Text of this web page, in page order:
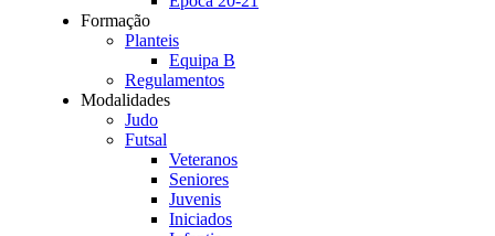
Formação
Planteis
Equipa B
Regulamentos
Modalidades
Judo
Futsal
Veteranos
Seniores
Juvenis
Iniciados